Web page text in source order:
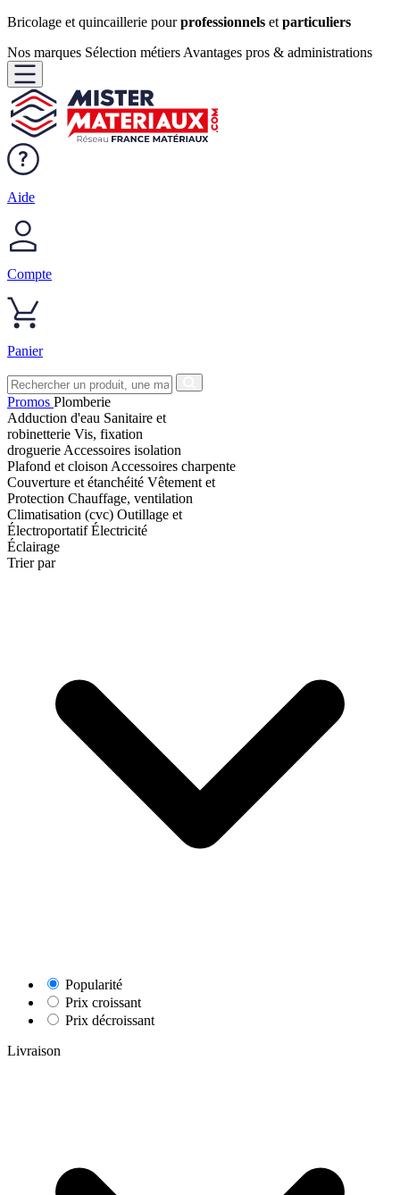
Bricolage et quincaillerie pourprofessionnels et particuliers
Nos marques Sélection métiers Avantages pros & administrations
Aide
Compte
Panier
Promos Plomberie
Adduction d'eau Sanitaire et
robinetterie Vis, fixation
droguerie Accessoires isolation
Plafond et cloison Accessoires charpente
Couverture et étanchéité Vêtement et
Protection Chauffage, ventilation
Climatisation (cvc) Outillage et
ÉlectroportatifÉlectricité
Éclairage
Trier par
Popularité
Prix croissant
Prix décroissant
Livraison